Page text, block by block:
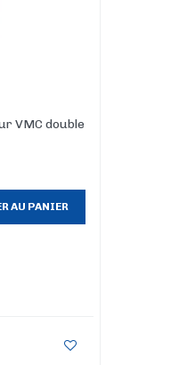
VMC double
AU PANIER